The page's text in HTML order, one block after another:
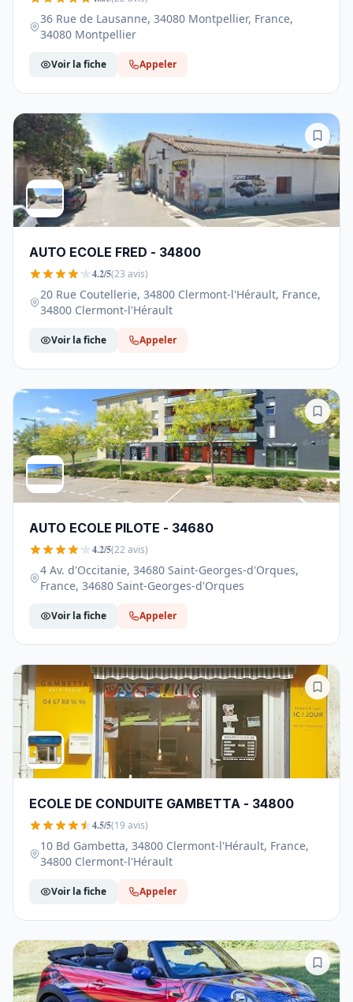
36 Rue de Lausanne, 34080 Montpellier, France,
34080 Montpellier
Voir la fiche Appeler
AUTO ECOLE FRED - 34800
4.2/5(23 avis)
20 Rue Coutellerie, 34800 Clermont-l'Hérault, France,
34800 Clermont-l'Hérault
Voir la fiche Appeler
AUTO ECOLE PILOTE - 34680
4.2/5(22 avis)
4 Av. d'Occitanie, 34680 Saint-Georges-d'Orques,
France, 34680 Saint-Georges-d'Orques
Voir la fiche Appeler
ECOLE DE CONDUITE GAMBETTA - 34800
4.5/5(19 avis)
10 Bd Gambetta, 34800 Clermont-l'Hérault, France,
34800 Clermont-l'Hérault
Voir la fiche Appeler